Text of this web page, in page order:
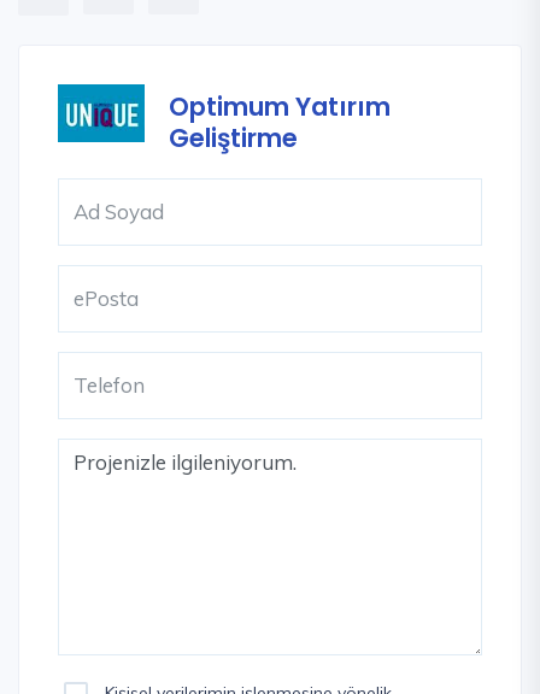
Optimum Yatırım
Geliştirme